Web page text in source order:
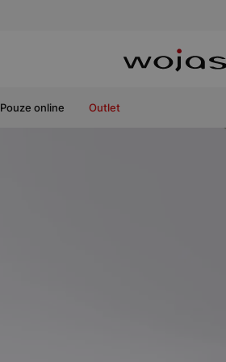
Pouze online Outlet